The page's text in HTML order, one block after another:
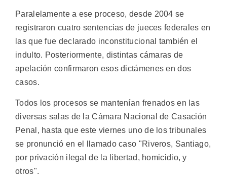
Paralelamente a ese proceso, desde 2004 se
registraron cuatro sentencias de jueces federales en
las que fue declarado inconstitucional también el
indulto. Posteriormente, distintas cámaras de
apelación confirmaron esos dictámenes en dos
casos.
Todos los procesos se mantenían frenados en las
diversas salas de la Cámara Nacional de Casación
Penal, hasta que este viernes uno de los tribunales
se pronunció en el llamado caso "Riveros, Santiago,
por privación ilegal de la libertad, homicidio, y
otros".